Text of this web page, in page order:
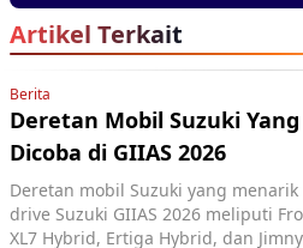
Artikel Terkait
Berita
Deretan Mobil Suzuki
Dicoba di GIIAS 2026
Deretan mobil Suzuki yang
drive Suzuki GIIAS 2026 meliputi
XL7 Hybrid, Ertiga Hybrid, dan